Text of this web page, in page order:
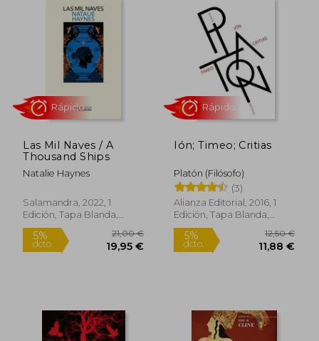
5%
dcto. dcto.
Las Mil Naves / A
Thousand Ships
Natalie Haynes
Salamandra, 2022, 1
Edición, Tapa Blanda,
Nuevo
Ión; Timeo; Critias
Platón (Filósofo)
(3)
Alianza Editorial, 2016, 1
Edición, Tapa Blanda,
Nuevo